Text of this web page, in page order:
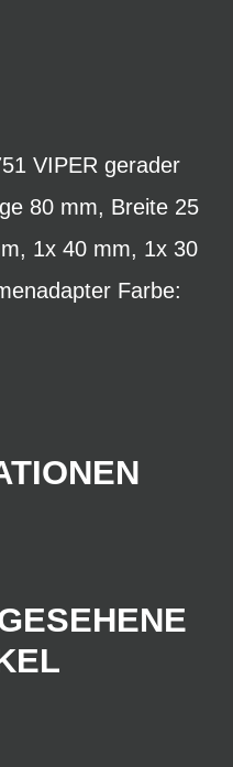
VIPER gerader
80 mm, Breite 25
1x 40 mm, 1x 30
Farbe: